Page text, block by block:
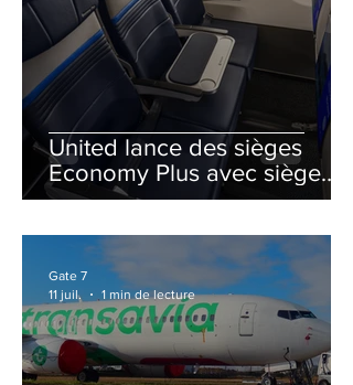
United lance des sièges
Economy Plus avec siège
central neutralisé
Gate 7
11 juil.
1 min de lecture